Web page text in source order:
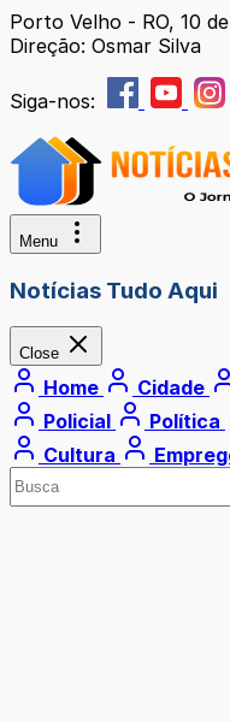
Porto Velho - RO, 10
Direção: Osmar Silva
Siga-nos:
Menu
Notícias Tudo Aqui
Close
Home Cidade
Policial
Política
Cultura